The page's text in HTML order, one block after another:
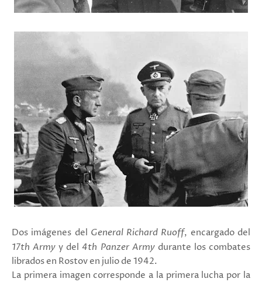
Dos imágenes del General Richard Ruoff, encargado del
17th Army y del4th Panzer Army durante los combates
librados en Rostov en julio de 1942.
La primera imagen corresponde a la primera lucha por la